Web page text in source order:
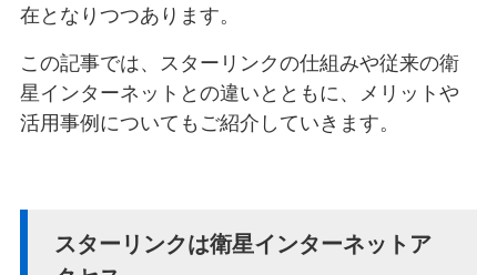
在となりつつあります。
この記事では、スターリンクの仕組みや従来の衛
星インターネットとの違いとともに、メリットや
活用事例についてもご紹介していきます。
スターリンクは衛星インターネットア